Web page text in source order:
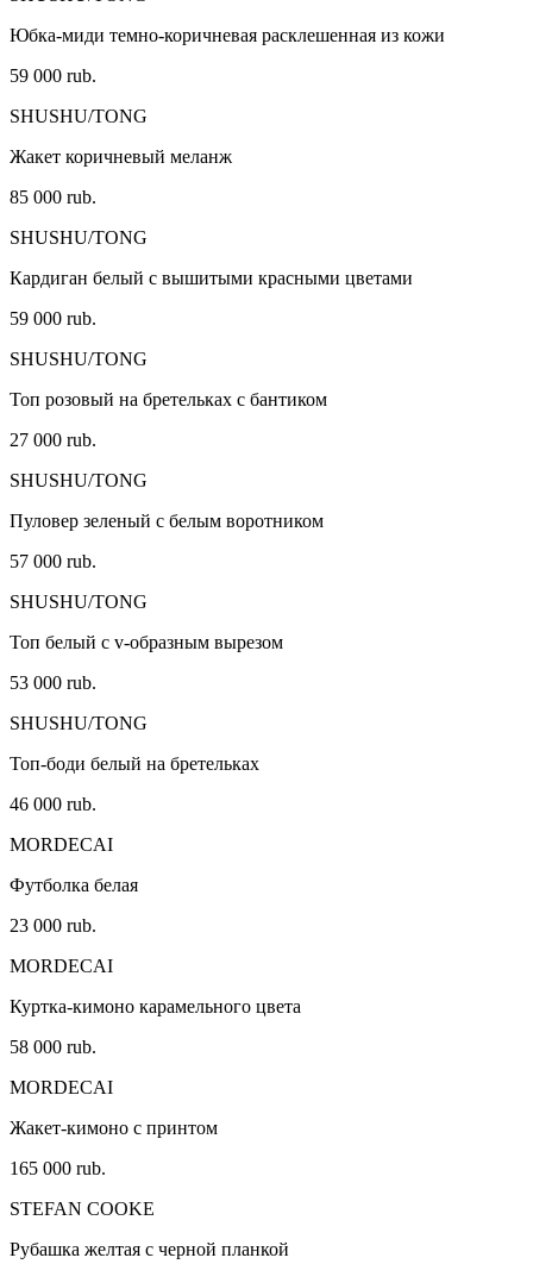
Юбка-миди темно-коричневая расклешенная из кожи
59 000 rub.
SHUSHU/TONG
Жакет коричневый меланж
85 000 rub.
SHUSHU/TONG
Кардиган белый с вышитыми красными цветами
59 000 rub.
SHUSHU/TONG
Топ розовый на бретельках с бантиком
27 000 rub.
SHUSHU/TONG
Пуловер зеленый с белым воротником
57 000 rub.
SHUSHU/TONG
Топ белый с v-образным вырезом
53 000 rub.
SHUSHU/TONG
Топ-боди белый на бретельках
46 000 rub.
MORDECAI
Футболка белая
23 000 rub.
MORDECAI
Куртка-кимоно карамельного цвета
58 000 rub.
MORDECAI
Жакет-кимоно с принтом
165 000 rub.
STEFAN COOKE
Рубашка желтая с черной планкой